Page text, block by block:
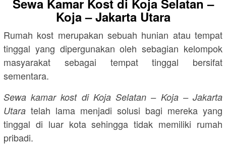
Sewa Kamar Kost di Koja Selatan –
Koja – Jakarta Utara
Rumah kost merupakan sebuah hunian atau tempat
tinggal yang dipergunakan oleh sebagian kelompok
masyarakat sebagai tempat tinggal bersifat
sementara.
Sewa kamar kost di Koja Selatan – Koja – Jakarta
Utara telah lama menjadi solusi bagi mereka yang
tinggal di luar kota sehingga tidak memiliki rumah
pribadi.